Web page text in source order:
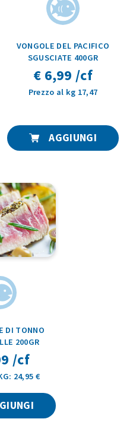
VONGOLE DEL PACIFICO
SGUSCIATE 400GR
€ 6,99 /cf
Prezzo al kg 17,47
AGGIUNGI
DI TONNO
200GR
/cf
24,95 €